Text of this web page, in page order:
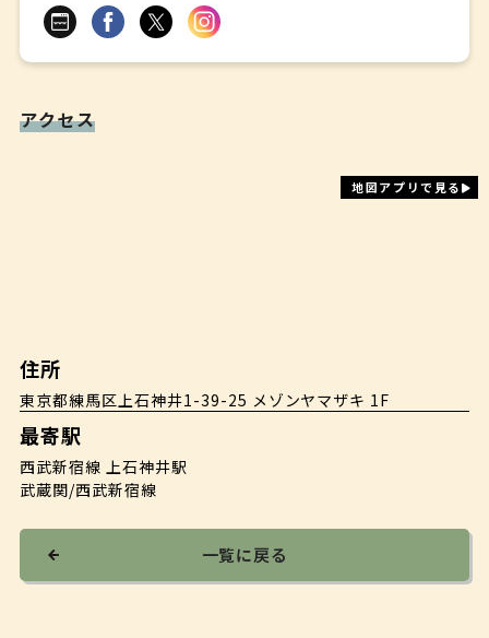
アクセス
地図アプリで見る
住所
東京都練馬区上石神井1-39-25 メゾンヤマザキ 1F
最寄駅
西武新宿線 上石神井駅
武蔵関/西武新宿線
一覧に戻る